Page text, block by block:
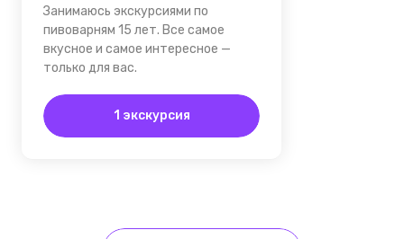
Занимаюсь экскурсиями по
пивоварням 15 лет. Все самое
вкусное и самое интересное —
только для вас.
1 экскурсия